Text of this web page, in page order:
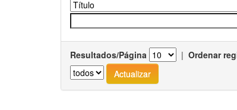
Resultados/Página | Ordenar